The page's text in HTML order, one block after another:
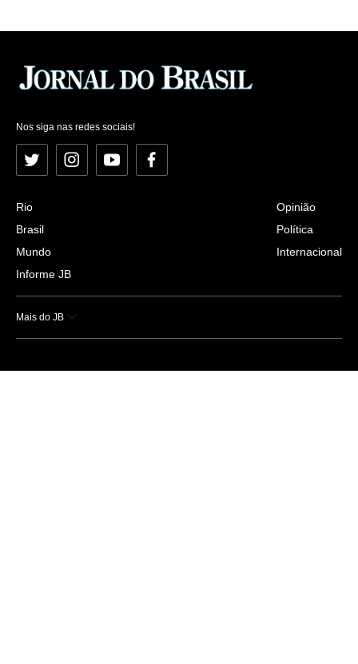
Nos siga nas redes sociais!
Twitter InstagramYouTubeFacebook
Rio
Brasil
Mundo
Informe JB
Opinião
Política
Internacional
Mais do JB
Esportes